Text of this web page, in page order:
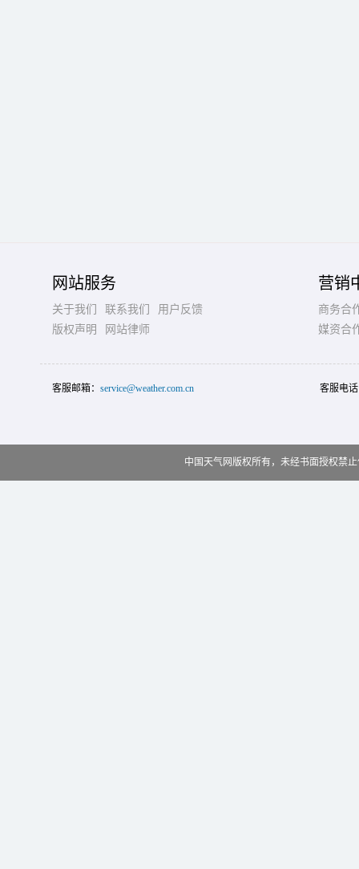
网站服务
关于我们 联系我们
用户反馈
版权声明
网站律师
营销
商务合
媒资合
客服邮箱： service@weather.com.cn 客服电
中国天气网版权所有，未经书面授权